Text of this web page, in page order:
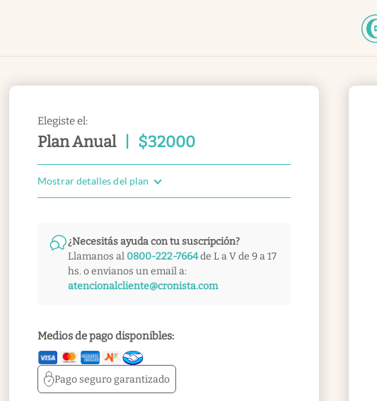
Elegiste el:
Plan Anual $32000
Mostrar detalles del plan
¿Necesitás ayuda con tu suscripción?
Llamanos al 0800-222-7664de L a V de 9 a 17
hs. o envianos un email a:
atencionalcliente@cronista.com
Medios de pago disponibles:
Pago segurogarantizado